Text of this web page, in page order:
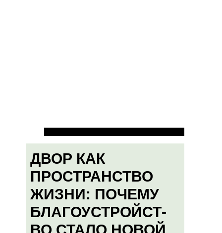
ДВОР КАК
ПРОСТРАНСТВО
ЖИЗНИ: ПОЧЕМУ
БЛАГОУСТРОЙСТ-